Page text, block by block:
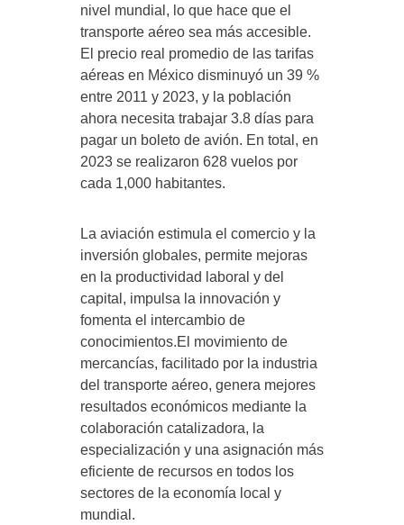
nivel mundial, lo que hace que el
transporte aéreo sea más accesible.
El precio real promedio de las tarifas
aéreas en México disminuyó un 39 %
entre 2011 y 2023, y la población
ahora necesita trabajar 3.8 días para
pagar un boleto de avión. En total, en
2023 se realizaron 628 vuelos por
cada 1,000 habitantes.
La aviación estimula el comercio y la
inversión globales, permite mejoras
en la productividad laboral y del
capital, impulsa la innovación y
fomenta el intercambio de
conocimientos.El movimiento de
mercancías, facilitado por la industria
del transporte aéreo, genera mejores
resultados económicos mediante la
colaboración catalizadora, la
especialización y una asignación más
eficiente de recursos en todos los
sectores de la economía local y
mundial.